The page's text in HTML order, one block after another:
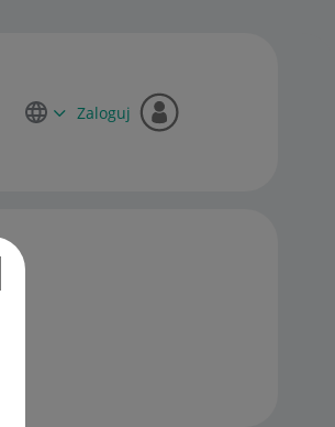
Zaloguj